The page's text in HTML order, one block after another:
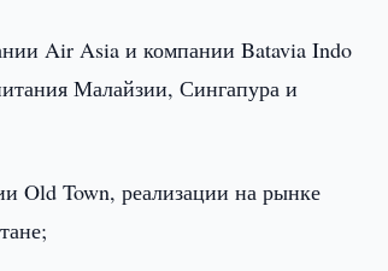
Air Asia и компании Batavia Indo
Малайзии, Сингапура и
Old Town, реализации на рынке